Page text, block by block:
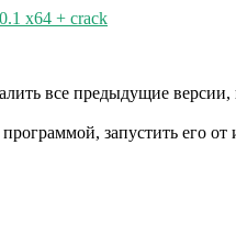
x64 + crack
все предыдущие
запустить его